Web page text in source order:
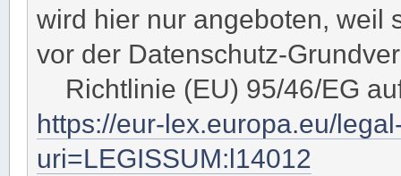
wird hier nur angeboten, weil
vor der Datenschutz-
Richtlinie (EU) 95/46/EG
https://eur-lex.europa.eu/
uri=LEGISSUM:l14012